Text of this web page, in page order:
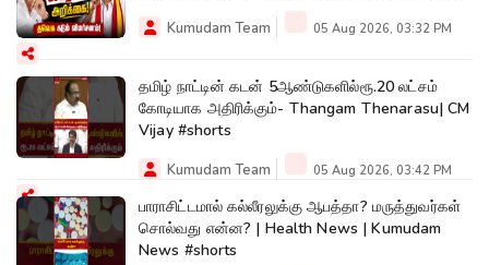
Kumudam Team 05 Aug 2026, 03:32 PM
தமிழ் நாட்டின் கடன் 5ஆண்டுகளில்ரூ.20 லட்சம்
கோடியாக அதிரிக்கும்- Thangam Thenarasu| CM
Vijay #shorts
Kumudam Team 05 Aug 2026, 03:42 PM
பாராசிட்டமால் கல்லீரலுக்கு ஆபத்தா? மருத்துவர்கள்
சொல்வது என்ன? | Health News | Kumudam
News #shorts